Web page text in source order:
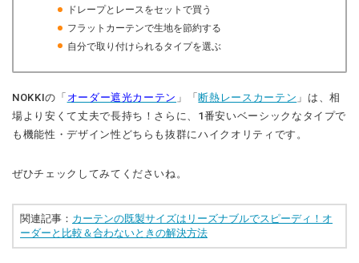
ドレープとレースをセットで買う
フラットカーテンで生地を節約する
自分で取り付けられるタイプを選ぶ
NOKKIの「 オーダー遮光カーテン 」「 断熱レースカーテン 」は、相
場より安くて丈夫で長持ち！さらに、1番安いベーシックなタイプで
も機能性・デザイン性どちらも抜群にハイクオリティです。
ぜひチェックしてみてくださいね。
関連記事： カーテンの既製サイズはリーズナブルでスピーディ！オ
ーダーと比較＆合わないときの解決方法